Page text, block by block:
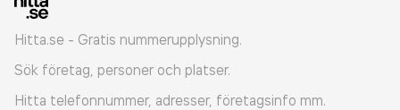
Hitta.se - Gratis nummerupplysning.
Sök företag, personer och platser.
Hitta telefonnummer, adresser, företagsinfo mm.